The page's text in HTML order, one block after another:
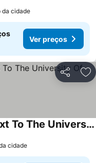
da cidade
Ver preços
Partilhar
Happy Day In Coventry Next To The University Of Warwick
cidade